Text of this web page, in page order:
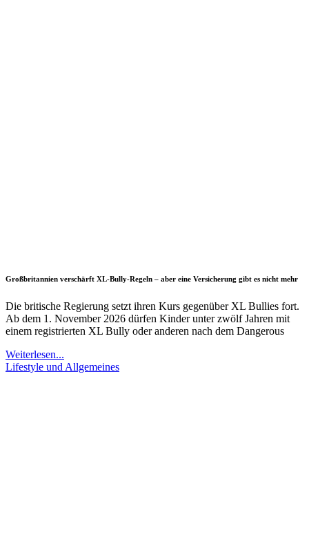
Großbritannien verschärft XL-Bully-Regeln – aber eine Versicherung gibt es nicht mehr
Die britische Regierung setzt ihren Kurs gegenüber XL Bullies fort.
Ab dem 1. November 2026 dürfen Kinder unter zwölf Jahren mit
einem registrierten XL Bully oder anderen nach dem Dangerous
Weiterlesen...
Lifestyle und Allgemeines